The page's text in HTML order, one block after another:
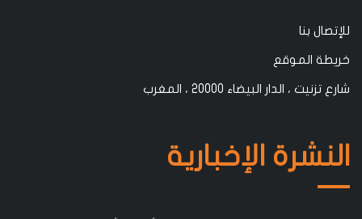
بنا
الموقع
الدار البيضاء 20000 ، المغرب
الإخبارية